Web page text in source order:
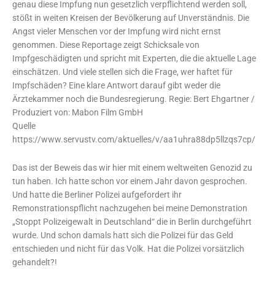
genau diese Impfung nun gesetzlich verpflichtend werden soll,
stößt in weiten Kreisen der Bevölkerung auf Unverständnis. Die
Angst vieler Menschen vor der Impfung wird nicht ernst
genommen. Diese Reportage zeigt Schicksale von
Impfgeschädigten und spricht mit Experten, die die aktuelle Lage
einschätzen. Und viele stellen sich die Frage, wer haftet für
Impfschäden? Eine klare Antwort darauf gibt weder die
Ärztekammer noch die Bundesregierung. Regie: Bert Ehgartner /
Produziert von: Mabon Film GmbH
Quelle
https://www.servustv.com/aktuelles/v/aa1uhra88dp5llzqs7cp/
Das ist der Beweis das wir hier mit einem weltweiten Genozid zu
tun haben. Ich hatte schon vor einem Jahr davon gesprochen.
Und hatte die Berliner Polizei aufgefordert ihr
Remonstrationspflicht nachzugehen bei meine Demonstration
„Stoppt Polizeigewalt in Deutschland“ die in Berlin durchgeführt
wurde. Und schon damals hatt sich die Polizei für das Geld
entschieden und nicht für das Volk. Hat die Polizei vorsätzlich
gehandelt?!